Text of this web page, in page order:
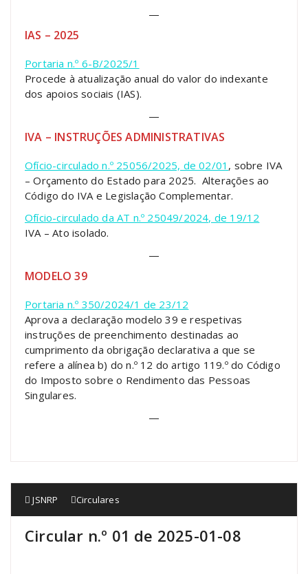
—
IAS – 2025
Portaria n.º 6-B/2025/1
Procede à atualização anual do valor do indexante
dos apoios sociais (IAS).
—
IVA – INSTRUÇÕES ADMINISTRATIVAS
Ofício-circulado n.º 25056/2025, de 02/01 , sobre IVA
– Orçamento do Estado para 2025. Alterações ao
Código do IVA e Legislação Complementar.
Ofício-circulado da AT n.º 25049/2024, de 19/12
IVA – Ato isolado.
—
MODELO 39
Portaria n.º 350/2024/1 de 23/12
Aprova a declaração modelo 39 e respetivas
instruções de preenchimento destinadas ao
cumprimento da obrigação declarativa a que se
refere a alínea b) do n.º 12 do artigo 119.º do Código
do Imposto sobre o Rendimento das Pessoas
Singulares.
—
JSNRP Circulares
Circular n.º 01 de 2025-01-08